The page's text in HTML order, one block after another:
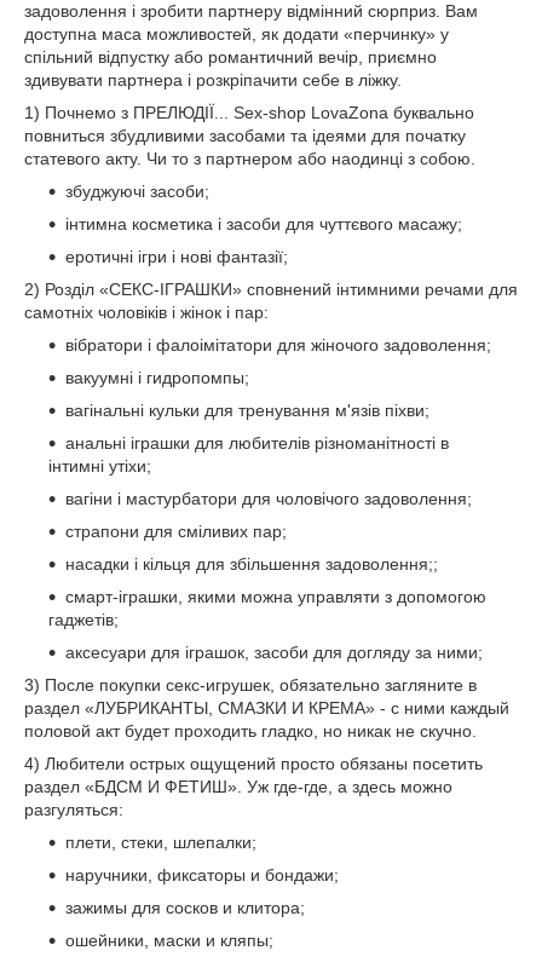
задоволення і зробити партнеру відмінний сюрприз. Вам
доступна маса можливостей, як додати «перчинку» у
спільний відпустку або романтичний вечір, приємно
здивувати партнера і розкріпачити себе в ліжку.
1) Почнемо з ПРЕЛЮДІЇ... Sex-shop LovaZona буквально
повниться збудливими засобами та ідеями для початку
статевого акту. Чи то з партнером або наодинці з собою.
збуджуючі засоби;
інтимна косметика і засоби для чуттєвого масажу;
еротичні ігри і нові фантазії;
2) Розділ «СЕКС-ІГРАШКИ» сповнений інтимними речами для
самотніх чоловіків і жінок і пар:
вібратори і фалоімітатори для жіночого задоволення;
вакуумні і гидропомпы;
вагінальні кульки для тренування м'язів піхви;
анальні іграшки для любителів різноманітності в
інтимні утіхи;
вагіни і мастурбатори для чоловічого задоволення;
страпони для сміливих пар;
насадки і кільця для збільшення задоволення;;
смарт-іграшки, якими можна управляти з допомогою
гаджетів;
аксесуари для іграшок, засоби для догляду за ними;
3) После покупки секс-игрушек, обязательно загляните в
раздел «ЛУБРИКАНТЫ, СМАЗКИ И КРЕМА» - с ними каждый
половой акт будет проходить гладко, но никак не скучно.
4) Любители острых ощущений просто обязаны посетить
раздел «БДСМ И ФЕТИШ». Уж где-где, а здесь можно
разгуляться:
плети, стеки, шлепалки;
наручники, фиксаторы и бондажи;
зажимы для сосков и клитора;
ошейники, маски и кляпы;